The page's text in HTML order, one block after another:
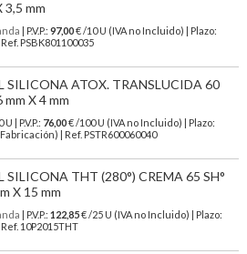
3,5 mm
| P.V.P.: 97,00€ /10 U (IVA no Incluido) | Plazo:
PSBK801100035
SILICONA ATOX. TRANSLUCIDA 60
mm X 4 mm
U | P.V.P.: 76,00€/100 U (IVA no Incluido)
| Plazo:
| Ref. PSTR600060040
SILICONA THT (280°) CREMA 65 SH°
X 15 mm
| P.V.P.: 122,85€ /25 U (IVA no Incluido) | Plazo:
10P2015THT